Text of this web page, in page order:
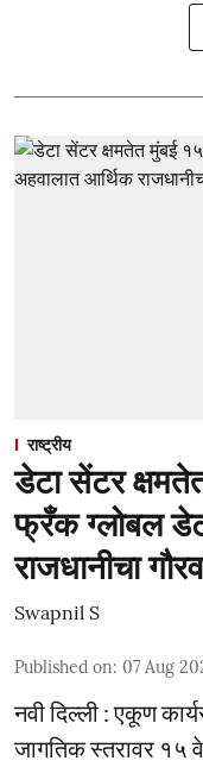
राष्ट्रीय
डेटा सेंटर
फ्रँक ग्लोबल
राजधानीचा गौरव
Swapnil S
Published on: 07 Aug
नवी दिल्ली : एकूण
जागतिक स्तरावर १५